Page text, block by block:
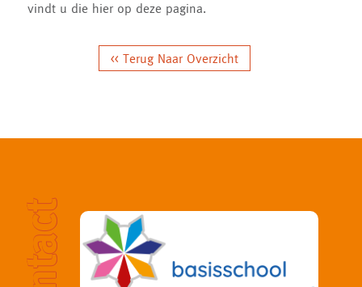
vindt u die hier op deze pagina.
<< Terug Naar Overzicht